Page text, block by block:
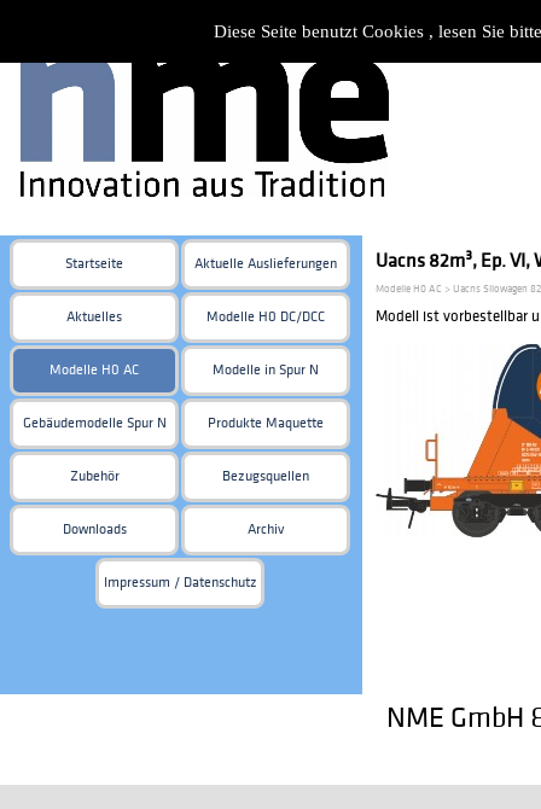
Diese Seite benutzt Cookies , lesen Sie
Startseite Aktuelle Auslieferungen
Aktuelles Modelle H0 DC/DCC
Modelle H0 AC Modelle in Spur N
Gebäudemodelle Spur N Produkte Maquette
Zubehör Bezugsquellen
Downloads Archiv
Impressum / Datenschutz
Uacns 82m³, Ep.
Modelle H0 AC > Uacns Silowagen
Modell ist vorbestellbar
NME GmbH